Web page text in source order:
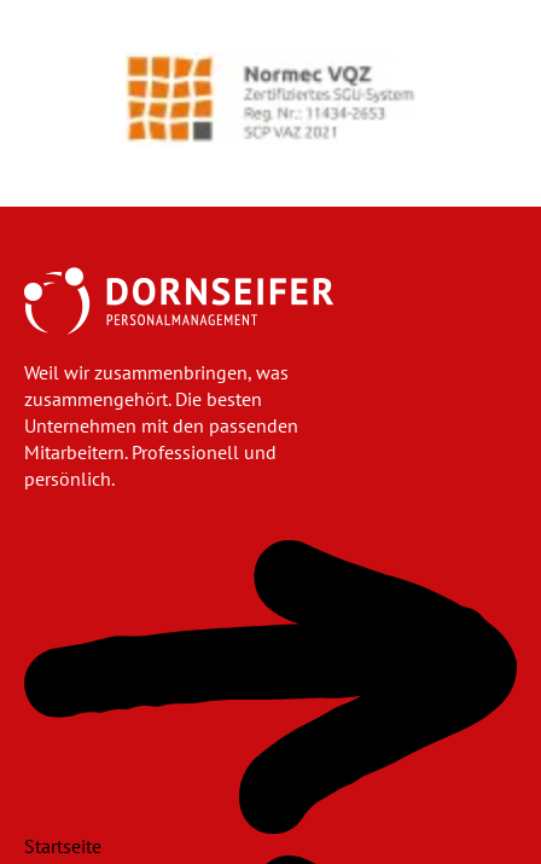
Weil wir zusammenbringen, was
zusammengehört. Die besten
Unternehmen mit den passenden
Mitarbeitern. Professionell und
persönlich.
Startseite